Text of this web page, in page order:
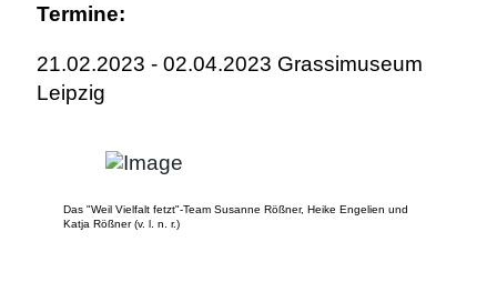
Termine:
21.02.2023 - 02.04.2023 Grassimuseum
Leipzig
Das "Weil Vielfalt fetzt"-Team Susanne Rößner, Heike Engelien und
Katja Rößner (v. l. n. r.)